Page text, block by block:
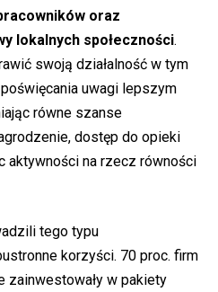
oraz
lokalnych społeczności.
swoją działalność w tym
uwagi lepszym
równe szanse
dostęp do opieki
aktywności na rzecz równości
tego typu
korzyści. 70 proc. firm
zainwestowały w pakiety